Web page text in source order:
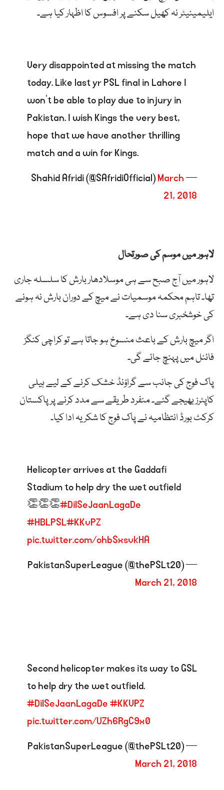
ایلیمینیٹر نہ کھیل سکنے پر افسوس کا اظہار کیا ہے۔
Very disappointed at missing the match
today. Like last yr PSL final in Lahore I
won't be able to play due to injury in
Pakistan. I wish Kings the very best,
hope that we have another thrilling
match and a win for Kings.
— Shahid Afridi (@SAfridiOfficial)
March
21, 2018
لاہور میں موسم کی صورتحال
لاہور میں آج صبح سے ہی موسلادھار بارش کا سلسلہ جاری
تھا۔ تاہم محکمہ موسمیات نے میچ کے دوران بارش نہ ہونے
کی خوشخبری سنا دی ہے۔
اگر میچ بارش کے باعث منسوخ ہو جاتا ہے تو کراچی کنگز
فائنل میں پہنچ جائے گی۔
پاک فوج کی جانب سے گراؤنڈ خشک کرنے کے لیے ہیلی
کاپٹرز بھیجے گئے۔ منفرد طریقے سے مدد کرنے پر پاکستان
کرکٹ بورڈ انتظامیہ نے پاک فوج کا شکریہ ادا کیا۔
Helicopter arrives at the Gaddafi
Stadium to help dry the wet outfield
👏👏👏#DilSeJaanLagaDe
#HBLPSL#KKvPZ
pic.twitter.com/ohbSxsvkHA
— PakistanSuperLeague (@thePSLt20)
March 21, 2018
Second helicopter makes its way to GSL
to help dry the wet outfield.
#DilSeJaanLagaDe#KKVPZ
pic.twitter.com/UZh6RgC9x0
— PakistanSuperLeague (@thePSLt20)
March 21, 2018